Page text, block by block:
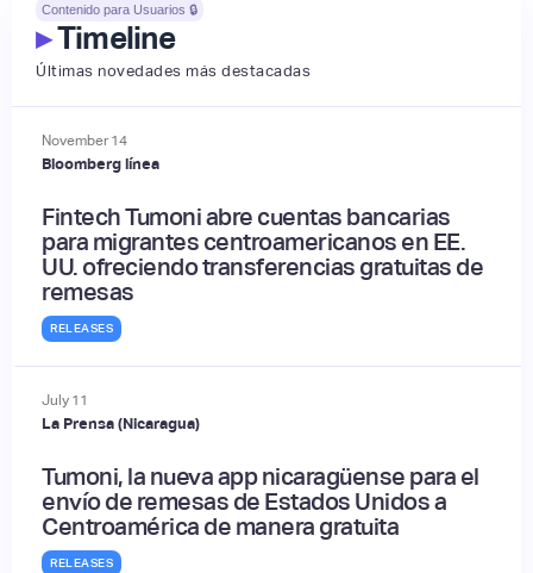
Contenido para Usuarios 🔒
▸Timeline
Últimas novedades más destacadas
November 14
Bloomberg línea
Fintech Tumoni abre cuentas bancarias
para migrantes centroamericanos en EE.
UU. ofreciendo transferencias gratuitas de
remesas
RELEASES
July 11
La Prensa (Nicaragua)
Tumoni, la nueva app nicaragüense para el
envío de remesas de Estados Unidos a
Centroamérica de manera gratuita
RELEASES